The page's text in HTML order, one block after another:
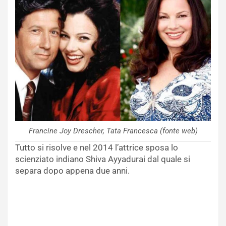
Francine Joy Drescher, Tata Francesca (fonte web)
Tutto si risolve e nel 2014 l’attrice sposa lo
scienziato indiano Shiva Ayyadurai dal quale si
separa dopo appena due anni.